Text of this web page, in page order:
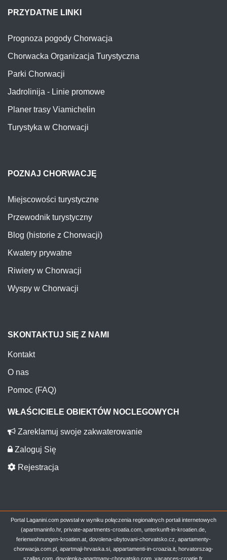
PRZYDATNE LINKI
Prognoza pogody Chorwacja
Chorwacka Organizacja Turystyczna
Parki Chorwacji
Jadrolinija - Linie promowe
Planer trasy Viamichelin
Turystyka w Chorwacji
POZNAJ CHORWACJĘ
Miejscowości turystyczne
Przewodnik turystyczny
Blog (historie z Chorwacji)
Kwatery prywatne
Riwiery w Chorwacji
Wyspy w Chorwacji
SKONTAKTUJ SIĘ Z NAMI
Kontakt
O nas
Pomoc (FAQ)
WŁAŚCICIELE OBIEKTÓW NOCLEGOWYCH
Zareklamuj swoje zakwaterowanie
Zaloguj Się
Rejestracja
Portal Laganini.com powstał w wyniku połączenia regionalnych portali internetowych
(apartmaninfo.hr, private-apartments-croatia.com, unterkunft-in-kroatien.de,
ferienwohnungen-kroatien.at, dovolena-ubytovani-chorvatsko.cz, apartamenty-
chorwacja.com.pl, apartmaji-hrvaska.si, appartamenti-in-croazia.it, horvatorszag-
szallas.com, dovolenka-apartmany-chorvatsko.com, vacances-croatie.fr,